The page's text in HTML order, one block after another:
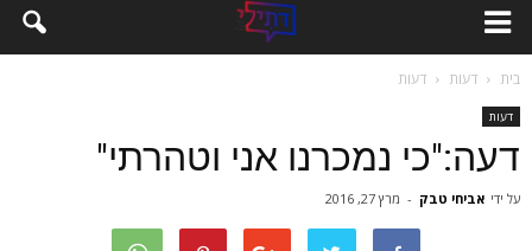
בית דעות דעות
דעות
דעה:"כי נמכרנו אני וטהרתי"
על ידי אביחי טבק - מרץ 27, 2016